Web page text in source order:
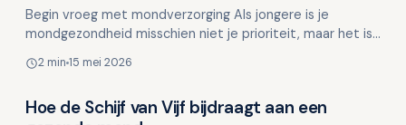
Begin vroeg met mondverzorging Als jongere is je
mondgezondheid misschien niet je prioriteit, maar het is
2 min 15 mei 2026
Kinderen en mondgezondheid
Hoe de Schijf van Vijf bijdraagt aan een